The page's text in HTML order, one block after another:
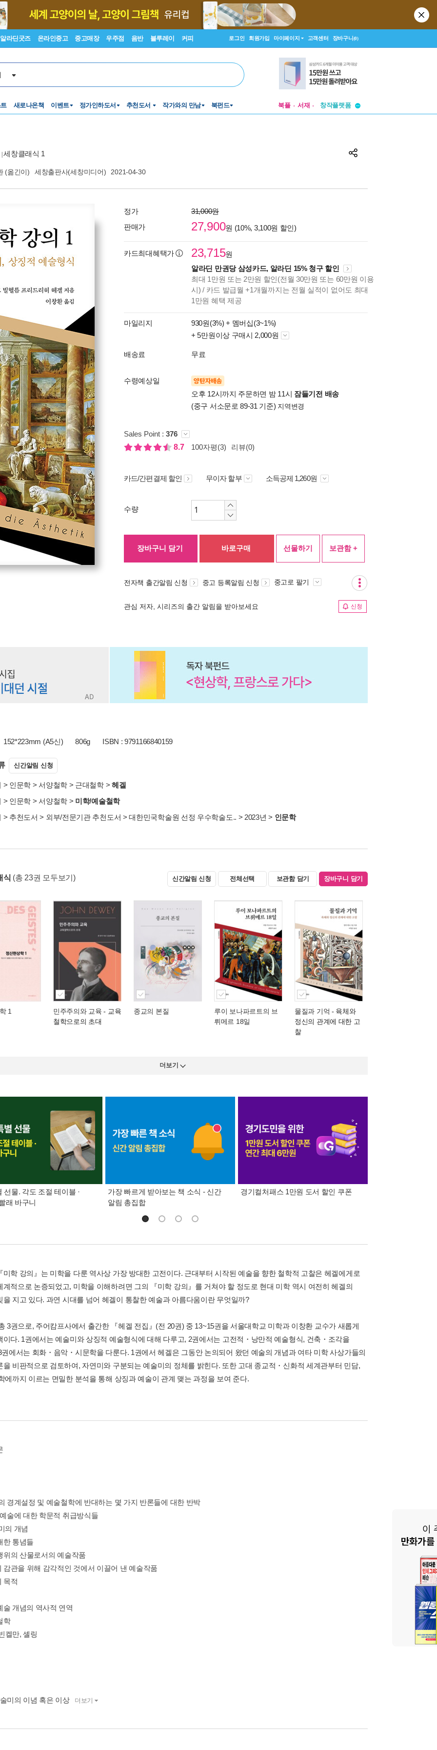
알라딘굿즈 온라인중고 중고매장 우주점 음반 블루레이 커피 로그인 회원가입 마이페이지 고객센터 장바구니(0)
새로나온책 이벤트 정가인하도서 추천도서 작가와의 만남 북펀드 북플 서재
창작플랫폼
|세창클래식 1
(옮긴이) 세창출판사(세창미디어) 2021-04-30
정가
31,000원
판매가
27,900원 (10%, 3,100원 할인)
카드최대혜택가 23,715원
알라딘 만권당 삼성카드, 알라딘 15% 청구 할인
최대 1만원 또는 2만원 할인(전월 30만원 또는 60만원 이용
시) / 카드 발급월 +1개월까지는 전월 실적이 없어도 최대
1만원 혜택 제공
마일리지 930원(3%) + 멤버십(3~1%)
+ 5만원이상 구매시 2,000원
배송료 무료
수령예상일 양탄자배송
오후 12시까지 주문하면 밤 11시 잠들기전 배송
(중구 서소문로 89-31 기준) 지역변경
Sales Point : 376
8.7
100자평(3) 리뷰(0)
카드/간편결제 할인 무이자 할부 소득공제 1,260원
수량
장바구니 담기 바로구매 선물하기 보관함 +
전자책 출간알림 신청 중고 등록알림 신청 중고로 팔기
관심 저자, 시리즈의 출간 알림을 받아보세요 신청
152*223mm (A5신) 806g ISBN : 9791166840159
신간알림 신청
> 인문학 >서양철학> 근대철학> 헤겔
> 인문학 >서양철학> 미학/예술철학
> 추천도서 > 외부/전문기관 추천도서 >대한민국학술원 선정 우수학술도.. > 2023년 > 인문학
식 (총 23권 모두보기) 신간알림 신청 전체선택 보관함 담기 장바구니 담기
1 민주주의와 교육 - 교육
철학으로의 초대
종교의 본질
루이 보나파르트의 브
뤼메르 18일
물질과 기억 - 육체와
정신의 관계에 대한 고
찰
더보기
선물. 각도 조절 테이블 ·
래 바구니
가장 빠르게 받아보는 책 소식 - 신간
알림 총집합
경기컬처패스 1만원 도서 할인 쿠폰
미학 강의』는 미학을 다룬 역사상 가장 방대한 고전이다. 근대부터 시작된 예술을 향한 철학적 고찰은 헤겔에게로
계적으로 논증되었고, 미학을 이해하려면 그의 『미학 강의』를 거쳐야 할 정도로 현대 미학 역시 여전히 헤겔의
을 지고 있다. 과연 시대를 넘어 헤겔이 통찰한 예술과 아름다움이란 무엇일까?
3권으로, 주어캄프사에서 출간한 『헤겔 전집』(전 20권) 중 13~15권을 서울대학교 미학과 이창환 교수가 새롭게
이다. 1권에서는 예술미와 상징적 예술형식에 대해 다루고, 2권에서는 고전적・낭만적 예술형식, 건축・조각을
에서는 회화・음악・시문학을 다룬다. 1권에서 헤겔은 그동안 논의되어 왔던 예술의 개념과 여타 미학 사상가들의
을 비판적으로 검토하여, 자연미와 구분되는 예술미의 정체를 밝힌다. 또한 고대 종교적・신화적 세계관부터 민담,
에까지 이르는 면밀한 분석을 통해 상징과 예술이 관계 맺는 과정을 보여 준다.
경계설정 및 예술철학에 반대하는 몇 가지 반론들에 대한 반박
술에 대한 학문적 취급방식들
의 개념
한 통념들
위의 산물로서의 예술작품
감관을 위해 감각적인 것에서 이끌어 낸 예술작품
목적
술 개념의 역사적 연역
학
켈만, 셸링
미의 이념 혹은 이상 더보기